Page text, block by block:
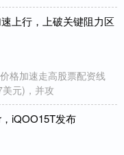
上行，上破关键阻力区
格加速走高股票配资线
元)，并攻
iQOO15T发布